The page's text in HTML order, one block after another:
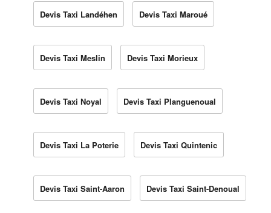
Devis Taxi Landéhen Devis Taxi Maroué
Devis Taxi Meslin Devis Taxi Morieux
Devis Taxi Noyal Devis Taxi Planguenoual
Devis Taxi La Poterie Devis Taxi Quintenic
Devis Taxi Saint-Aaron Devis Taxi Saint-Denoual